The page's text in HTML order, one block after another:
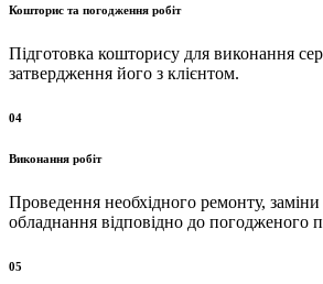
Кошторис та погодження робіт
Підготовка кошторису для виконання
затвердження його з клієнтом.
04
Виконання робіт
Проведення необхідного ремонту,
обладнання відповідно до погодженого
05